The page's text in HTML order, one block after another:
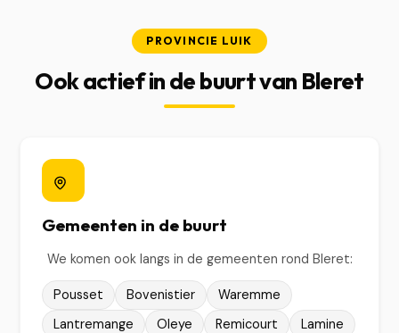
PROVINCIE LUIK
Ook actief in de buurt van Bleret
Gemeenten in de buurt
We komen ook langs in de gemeenten rond Bleret:
Pousset Bovenistier
Waremme
Lantremange
Oleye Remicourt
Lamine